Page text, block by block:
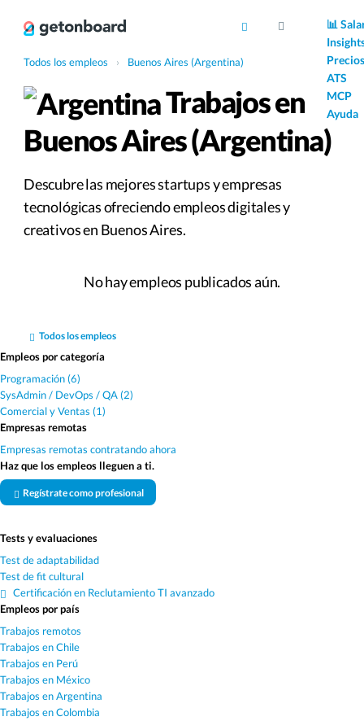
📊
Precios
ATS
MCP
Ayuda
Todos los empleos › Buenos Aires (Argentina)
Trabajos en
Buenos Aires (Argentina)
Descubre las mejores startups y empresas
tecnológicas ofreciendo empleos digitales y
creativos en Buenos Aires.
No hay empleos publicados aún.
Todos los empleos
Empleos por categoría
Programación (6)
SysAdmin / DevOps / QA (2)
Comercial y Ventas (1)
Empresas remotas
Empresas remotas contratando ahora
Haz que los empleos lleguen a ti.
Regístrate como profesional
Tests y evaluaciones
Test de adaptabilidad
Test de fit cultural
Certificación en Reclutamiento TI avanzado
Empleos por país
Trabajos remotos
Trabajos en Chile
Trabajos en Perú
Trabajos en México
Trabajos en Argentina
Trabajos en Colombia